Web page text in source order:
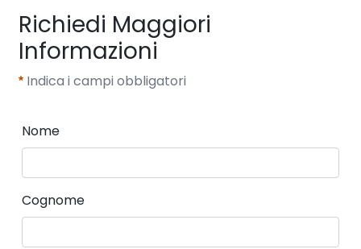
Richiedi Maggiori
Informazioni
Indica i campi obbligatori
Nome
Cognome